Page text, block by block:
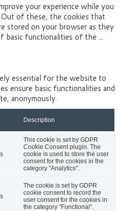
your experience while you
of these, the cookies that
stored on your browser as they
basic functionalities of the ...
essential for the website to
ensure basic functionalities and
anonymously.
Description
This cookie is set by GDPR
Cookie Consent plugin. The
cookie is used to store the user
consent for the cookies in the
category "Analytics".
The cookie is set by GDPR
cookie consent to record the
user consent for the cookies in
the category "Functional".